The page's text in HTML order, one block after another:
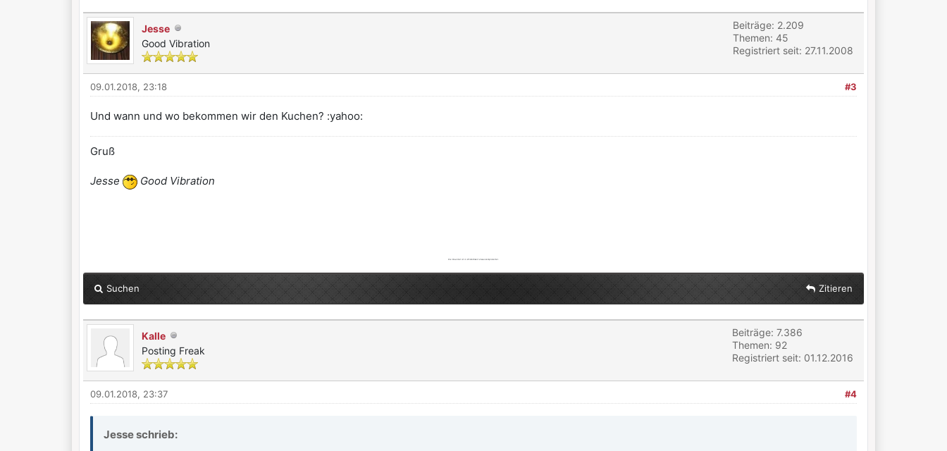
Jesse
Good Vibration
Beiträge: 2.209
Themen: 45
Registriert seit: 27.11.2008
#3
09.01.2018, 23:18
Und wann und wo bekommen wir den Kuchen? :yahoo:
Gruß
Jesse Good Vibration
Die Realität ist in Wirklichkeit etwas komplizierter.
Suchen Zitieren
Kalle
Posting Freak
Beiträge: 7.386
Themen: 92
Registriert seit: 01.12.2016
#4
09.01.2018, 23:37
Jesse schrieb: